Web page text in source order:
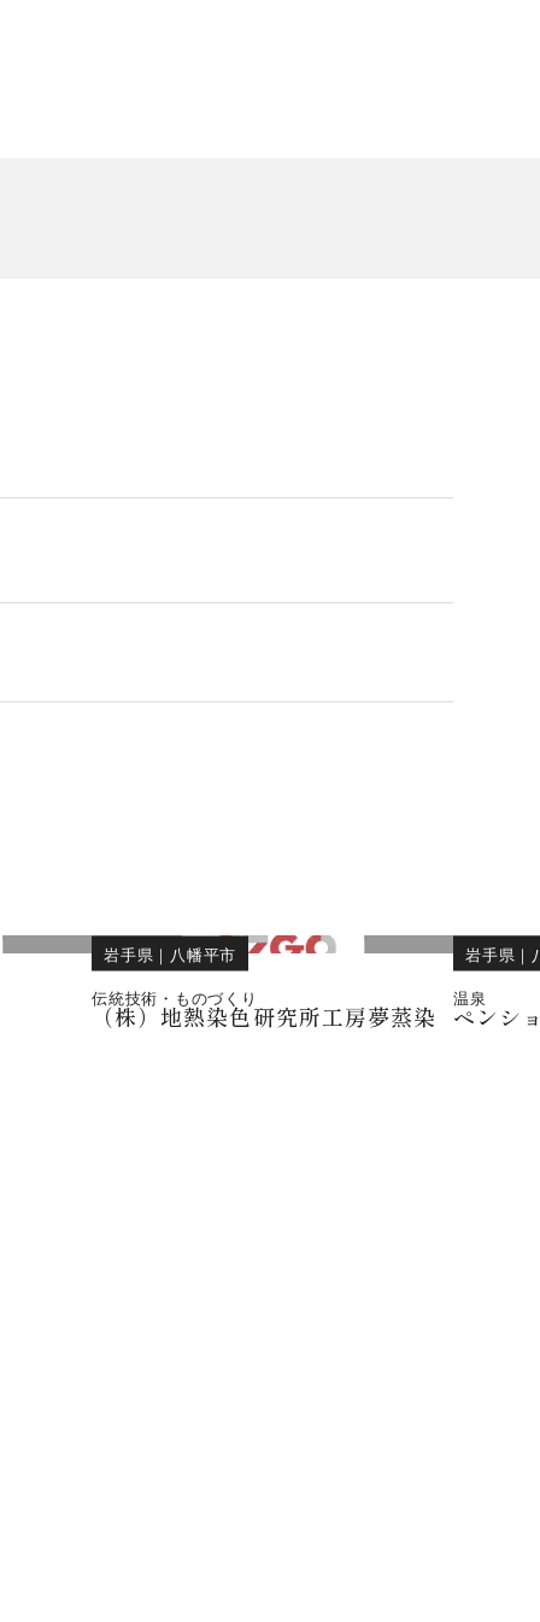
岩手県 ｜ 八幡平市
伝統技術・ものづくり
（株）地熱染色研究所工房夢蒸染
岩手県 ｜
温泉
ペンシ